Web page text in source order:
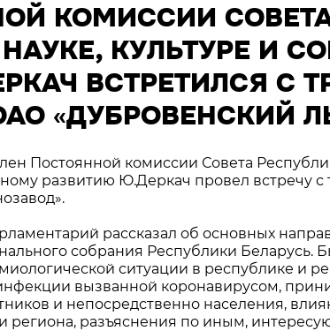
КОМИССИИ
КУЛЬТУРЕ И
ВСТРЕТИЛСЯ С
«ДУБРОВЕНСКИЙ
Постоянной комиссии Совета
развитию Ю.Деркач провел встречу
рассказал об основных
собрания Республики Беларусь.
ситуации в республике и
вызванной коронавирусом,
и непосредственно населения,
региона, разъяснения по иным,